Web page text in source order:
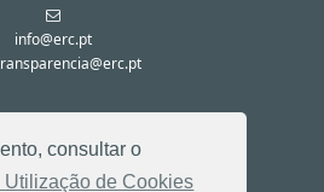
consultar o
Utilização de Cookies
info@erc.pt